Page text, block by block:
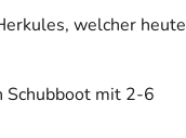
welcher heute
Schubboot mit 2-6